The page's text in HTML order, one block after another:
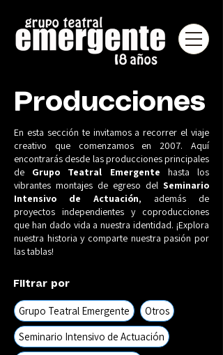
Producciones
En esta sección te invitamos a recorrer el viaje
creativo que comenzamos en 2007. Aquí
encontrarás desde las producciones principales
de Grupo Teatral Emergente hasta los
vibrantes montajes de egreso del Seminario
Intensivo de Actuación, además de
proyectos independientes y coproducciones
que han dado vida a nuestra identidad. ¡Explora
nuestra historia y comparte nuestra pasión por
las tablas!
Filtrar por
Grupo Teatral Emergente
Otros
Seminario Intensivo de Actuación